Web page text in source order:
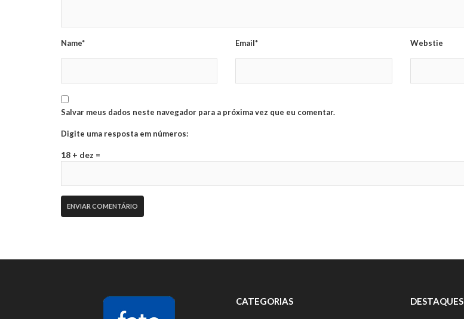
Name* Email* Webstie
Salvar meus dados neste navegador para a próxima vez que eu comentar.
Digite uma resposta em números:
18 + dez =
CATEGORIAS DESTAQUES